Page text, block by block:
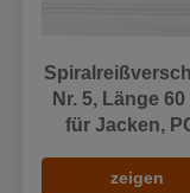
Nr. 5, Länge
für Jacken,
zeigen